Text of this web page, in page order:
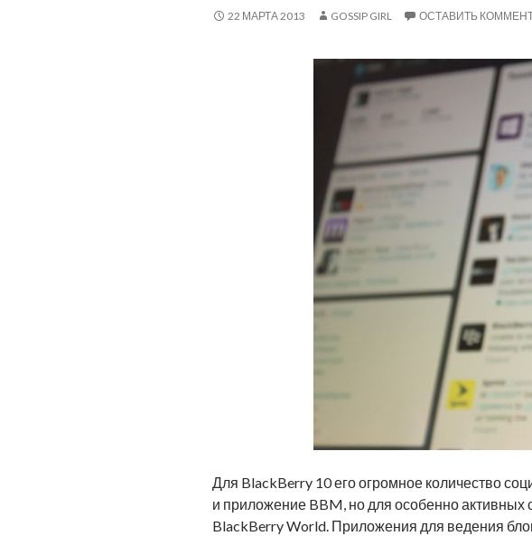
22 МАРТА 2013 GOSSIP GIRL ОСТАВИТЬ
Для BlackBerry 10 его огромное количество
и приложение BBM, но для особенно активных
BlackBerry World. Приложения для ведения